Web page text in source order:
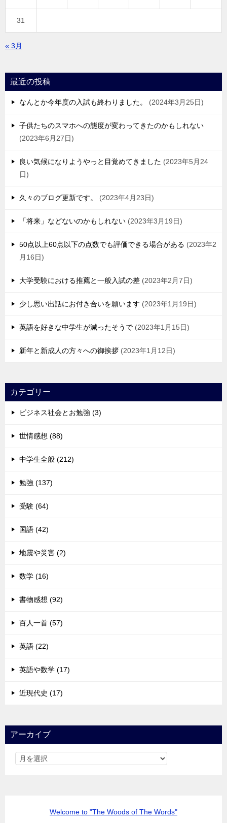
31
« 3月
最近の投稿
なんとか今年度の入試も終わりました。 2024年3月25日
子供たちのスマホへの態度が変わってきたのかもしれない
2023年6月27日
良い気候になりようやっと目覚めてきました
2023年5月24
日
久々のブログ更新です。 2023年4月23日
「将来」などないのかもしれない 2023年3月19日
50点以上60点以下の点数でも評価できる場合がある
2023年2
月16日
大学受験における推薦と一般入試の差 2023年2月7日
少し思い出話にお付き合いを願います 2023年1月19日
英語を好きな中学生が減ったそうで 2023年1月15日
新年と新成人の方々への御挨拶 2023年1月12日
カテゴリー
ビジネス社会とお勉強 (3)
世情感想 (88)
中学生全般 (212)
勉強 (137)
受験 (64)
国語 (42)
地震や災害 (2)
数学 (16)
書物感想 (92)
百人一首 (57)
英語 (22)
英語や数学 (17)
近現代史 (17)
アーカイブ
Welcome to "The Woods of The Words"